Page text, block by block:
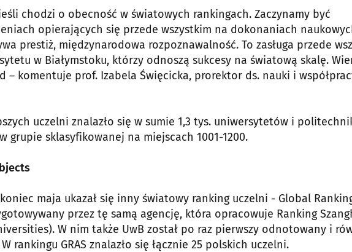
chodzi o obecność w światowych rankingach. Zaczynamy być
opierających się przede wszystkim na dokonaniach
prestiż, międzynarodowa rozpoznawalność. To zasługa przede
w Białymstoku, którzy odnoszą sukcesy na światową skalę.
– komentuje prof. Izabela Święcicka, prorektor ds. nauki i
uczelni znalazło się w sumie 1,3 tys. uniwersytetów i
grupie sklasyfikowanej na miejscach 1001-1200.
maja ukazał się inny światowy ranking uczelni - Global
przez tę samą agencję, która opracowuje Ranking
W nim także UwB został po raz pierwszy odnotowany i
rankingu GRAS znalazło się łącznie 25 polskich uczelni.